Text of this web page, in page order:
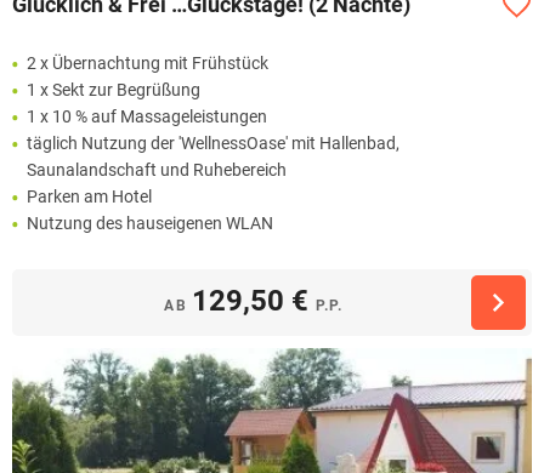
2 x Übernachtung mit Frühstück
1 x Sekt zur Begrüßung
1 x 10 % auf Massageleistungen
täglich Nutzung der 'WellnessOase' mit Hallenbad,
Saunalandschaft und Ruhebereich
Parken am Hotel
Nutzung des hauseigenen WLAN
AB 129,50 € P.P.